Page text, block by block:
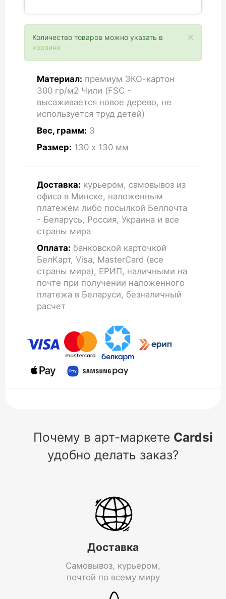
×
Количество товаров можно указать в
корзине
Материал: премиум ЭКО-картон
300 гр/м2 Чили (FSC -
высаживается новое дерево, не
используется труд детей)
Вес, грамм: 3
Размер: 130 x 130 мм
Доставка: курьером, самовывоз из
офиса в Минске, наложенным
платежем либо посылкой Белпочта
- Беларусь, Россия, Украина и все
страны мира
Оплата: банковской карточкой
БелКарт, Visa, MasterCard (все
страны мира), ЕРИП, наличными на
почте при получении наложенного
платежа в Беларуси, безналичный
расчет
Почему в арт-маркете Cardsi
удобно делать заказ?
Доставка
Самовывоз, курьером,
почтой по всему миру